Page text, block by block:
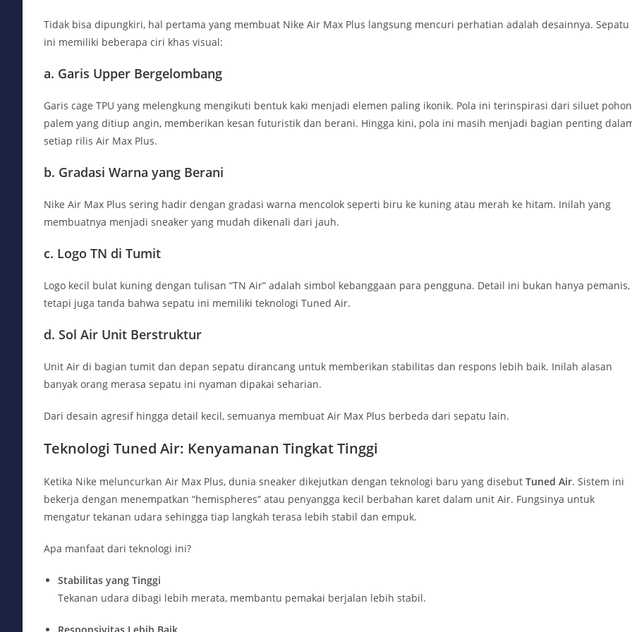
Tidak bisa dipungkiri, hal pertama yang membuat Nike Air Max Plus langsung mencuri perhatian adalah desainnya. Sepatu
ini memiliki beberapa ciri khas visual:
a. Garis Upper Bergelombang
Garis cage TPU yang melengkung mengikuti bentuk kaki menjadi elemen paling ikonik. Pola ini terinspirasi dari siluet pohon
palem yang ditiup angin, memberikan kesan futuristik dan berani. Hingga kini, pola ini masih menjadi bagian penting
setiap rilis Air Max Plus.
b. Gradasi Warna yang Berani
Nike Air Max Plus sering hadir dengan gradasi warna mencolok seperti biru ke kuning atau merah ke hitam. Inilah yang
membuatnya menjadi sneaker yang mudah dikenali dari jauh.
c. Logo TN di Tumit
Logo kecil bulat kuning dengan tulisan “TN Air” adalah simbol kebanggaan para pengguna. Detail ini bukan hanya pemanis,
tetapi juga tanda bahwa sepatu ini memiliki teknologi Tuned Air.
d. Sol Air Unit Berstruktur
Unit Air di bagian tumit dan depan sepatu dirancang untuk memberikan stabilitas dan respons lebih baik. Inilah alasan
banyak orang merasa sepatu ini nyaman dipakai seharian.
Dari desain agresif hingga detail kecil, semuanya membuat Air Max Plus berbeda dari sepatu lain.
Teknologi Tuned Air: Kenyamanan Tingkat Tinggi
Ketika Nike meluncurkan Air Max Plus, dunia sneaker dikejutkan dengan teknologi baru yang disebut Tuned Air. Sistem ini
bekerja dengan menempatkan “hemispheres” atau penyangga kecil berbahan karet dalam unit Air. Fungsinya untuk
mengatur tekanan udara sehingga tiap langkah terasa lebih stabil dan empuk.
Apa manfaat dari teknologi ini?
Stabilitas yang Tinggi
Tekanan udara dibagi lebih merata, membantu pemakai berjalan lebih stabil.